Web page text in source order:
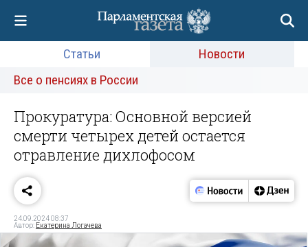
Статьи
Новости
Все о пенсиях в России
Прокуратура: Основной версией
смерти четырех детей остается
отравление дихлофосом
24.09.2024 08:37
Автор: Екатерина Логачева